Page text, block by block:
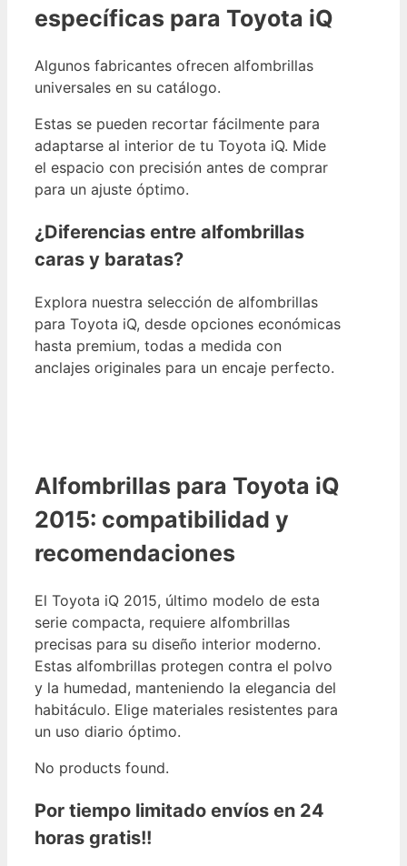
específicas para Toyota iQ
Algunos fabricantes ofrecen alfombrillas
universales en su catálogo.
Estas se pueden recortar fácilmente para
adaptarse al interior de tu Toyota iQ. Mide
el espacio con precisión antes de comprar
para un ajuste óptimo.
¿Diferencias entre alfombrillas
caras y baratas?
Explora nuestra selección de alfombrillas
para Toyota iQ, desde opciones económicas
hasta premium, todas a medida con
anclajes originales para un encaje perfecto.
Alfombrillas para Toyota iQ
2015: compatibilidad y
recomendaciones
El Toyota iQ 2015, último modelo de esta
serie compacta, requiere alfombrillas
precisas para su diseño interior moderno.
Estas alfombrillas protegen contra el polvo
y la humedad, manteniendo la elegancia del
habitáculo. Elige materiales resistentes para
un uso diario óptimo.
No products found.
Por tiempo limitado envíos en 24
horas gratis!!